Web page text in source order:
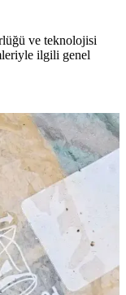
ve teknolojisi
ilgili genel